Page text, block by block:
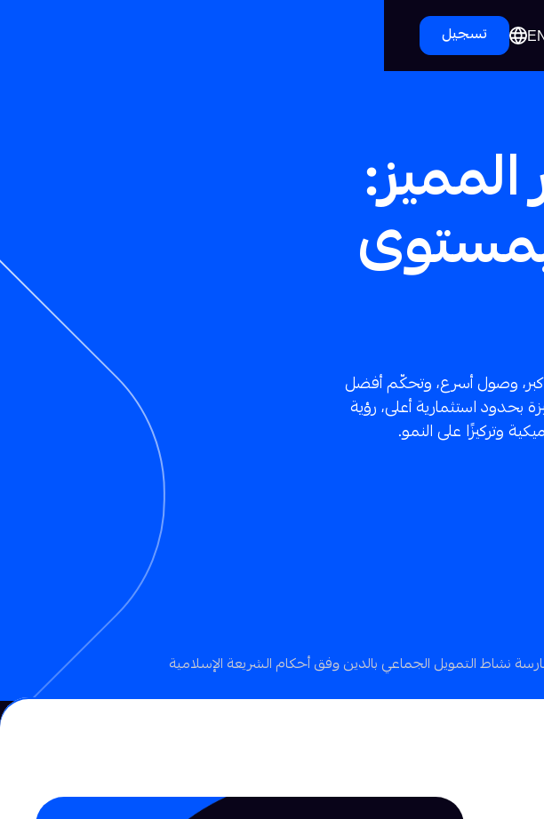
تسجيل
وصول أسرع، وتحكّم أفضل
بحدود استثمارية أعلى، رؤية
وتركيزًا على النمو.
نشاط التمويل الجماعي بالدين وفق أحكام الشريعة الإسلامية